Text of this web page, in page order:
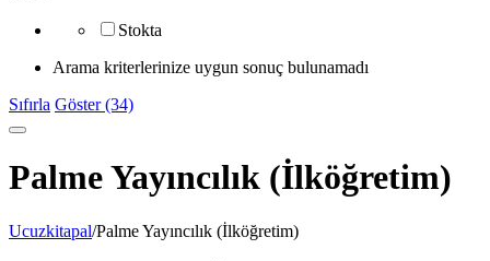
Stokta
Arama kriterlerinize uygun sonuç bulunamadı
Sıfırla Göster (34)
Palme Yayıncılık (İlköğretim)
Ucuzkitapal/Palme Yayıncılık (İlköğretim)